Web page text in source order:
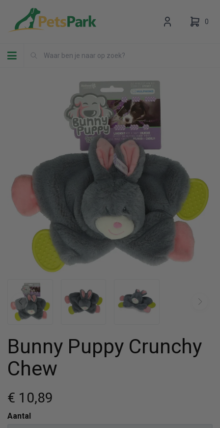
Toggle navigation
0
Uw winkelwagen is leeg.
Vul hem met producten.
Bunny Puppy Crunchy
Chew
€ 10,89
Aantal